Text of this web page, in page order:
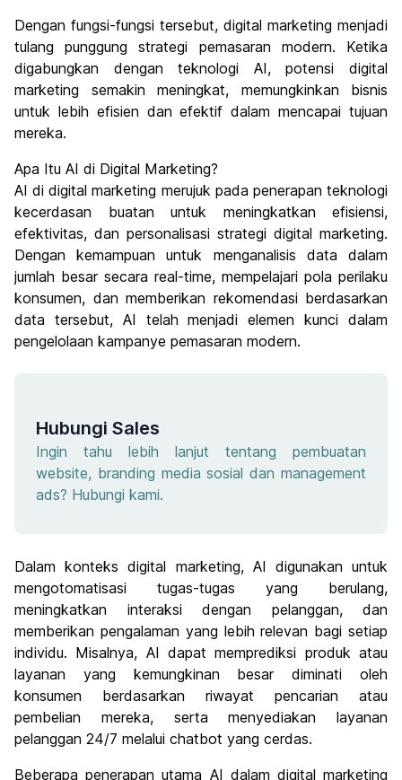
Dengan fungsi-fungsi tersebut, digital marketing menjadi
tulang punggung strategi pemasaran modern. Ketika
digabungkan dengan teknologi AI, potensi digital
marketing semakin meningkat, memungkinkan bisnis
untuk lebih efisien dan efektif dalam mencapai tujuan
mereka.
Apa Itu AI di Digital Marketing?
AI di digital marketing merujuk pada penerapan teknologi
kecerdasan buatan untuk meningkatkan efisiensi,
efektivitas, dan personalisasi strategi digital marketing.
Dengan kemampuan untuk menganalisis data dalam
jumlah besar secara real-time, mempelajari pola perilaku
konsumen, dan memberikan rekomendasi berdasarkan
data tersebut, AI telah menjadi elemen kunci dalam
pengelolaan kampanye pemasaran modern.
Hubungi Sales
Ingin tahu lebih lanjut tentang pembuatan
website, branding media sosial dan management
ads? Hubungi kami.
Dalam konteks digital marketing, AI digunakan untuk
mengotomatisasi tugas-tugas yang berulang,
meningkatkan interaksi dengan pelanggan, dan
memberikan pengalaman yang lebih relevan bagi setiap
individu. Misalnya, AI dapat memprediksi produk atau
layanan yang kemungkinan besar diminati oleh
konsumen berdasarkan riwayat pencarian atau
pembelian mereka, serta menyediakan layanan
pelanggan 24/7 melalui chatbot yang cerdas.
Beberapa penerapan utama AI dalam digital marketing